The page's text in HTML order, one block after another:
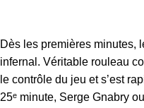
Dès les premières minutes,
infernal. Véritable rouleau
le contrôle du jeu et s’est
25ᵉ minute, Serge Gnabry